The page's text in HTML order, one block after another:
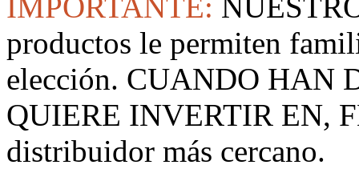
productos le permiten
elección. CUANDO HAN
QUIERE INVERTIR EN,
distribuidor más cercano.